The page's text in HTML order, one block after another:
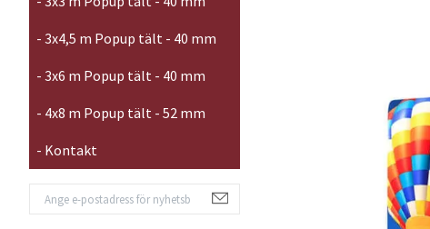
- 3x4,5 m Popup tält - 40 mm
- 3x6 m Popup tält - 40 mm
- 4x8 m Popup tält - 52 mm
- Kontakt